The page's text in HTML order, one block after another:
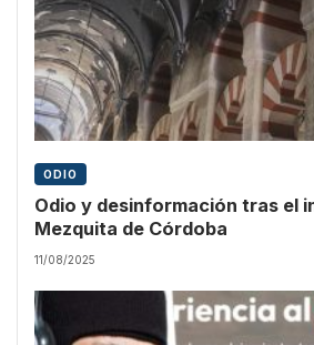
ODIO
Odio y desinformación tras el
Mezquita de Córdoba
11/08/2025